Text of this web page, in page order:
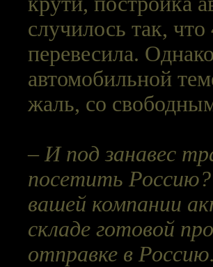
случилось так,
перевесила.
автомобильной
жаль, со
– И под занавес
посетить
вашей компании
складе готовой
отправке в Россию.